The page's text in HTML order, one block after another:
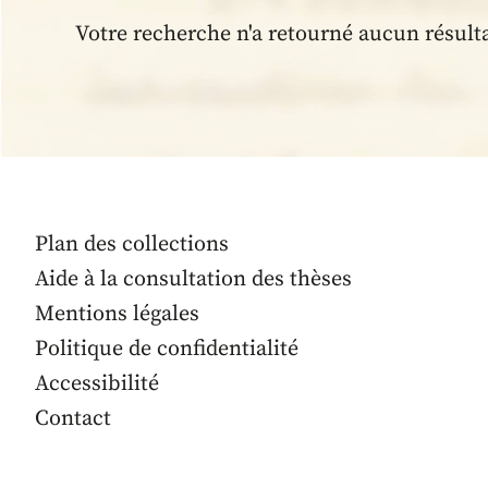
Votre recherche n'a retourné aucun
Plan des collections
Aide à la consultation des thèses
Mentions légales
Politique de confidentialité
Accessibilité
Contact